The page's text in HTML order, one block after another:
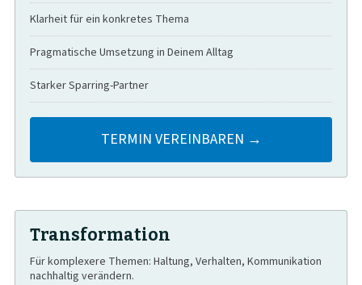
Klarheit für ein konkretes Thema
Pragmatische Umsetzung in Deinem Alltag
Starker Sparring-Partner
TERMIN VEREINBAREN →
Transformation
Für komplexere Themen: Haltung, Verhalten, Kommunikation
nachhaltig verändern.